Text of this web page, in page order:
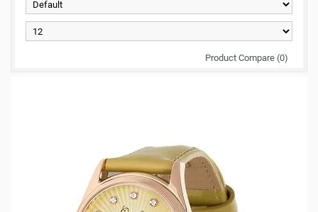
Product Compare (0)